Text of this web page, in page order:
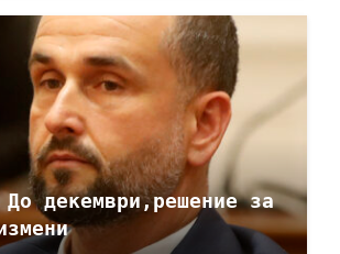
декември,решение за